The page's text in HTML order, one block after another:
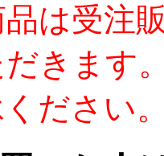
は受注
きます
ださい